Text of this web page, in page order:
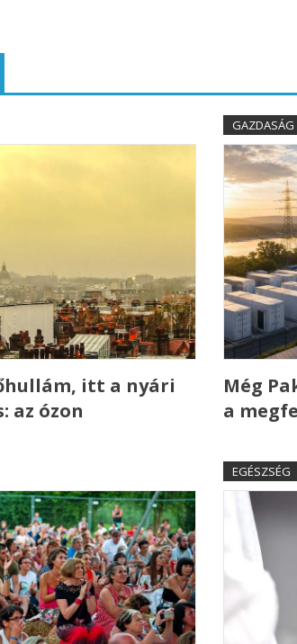
itt a nyári
az ózon
GAZDASÁG
Még
a
EGÉSZSÉG